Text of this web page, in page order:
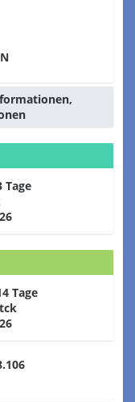
Tage
Tage